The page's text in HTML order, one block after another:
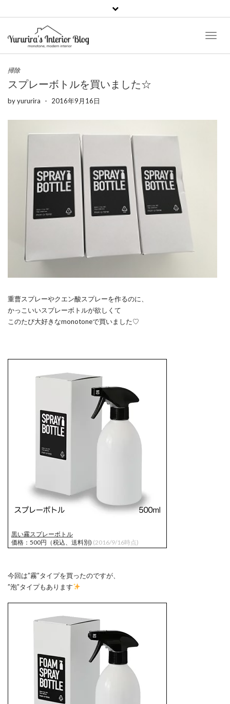
掃除
スプレーボトルを買いました☆
byyururira - 2016年9月16日
重曹スプレーやクエン酸スプレーを作るのに、
かっこいいスプレーボトルが欲しくて
このたび大好きなmonotoneで買いました♡
黒い霧スプレーボトル
価格：500円（税込、送料別) (2016/9/16時点)
今回は”霧”タイプを買ったのですが、
”泡”タイプもあります